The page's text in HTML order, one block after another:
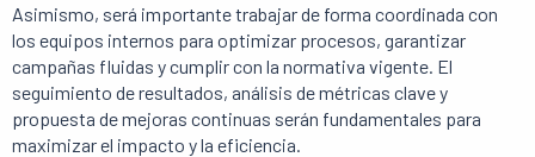
Asimismo, será importante trabajar de forma coordinada con
los equipos internos para optimizar procesos, garantizar
campañas fluidas y cumplir con la normativa vigente. El
seguimiento de resultados, análisis de métricas clave y
propuesta de mejoras continuas serán fundamentales para
maximizar el impacto y la eficiencia.